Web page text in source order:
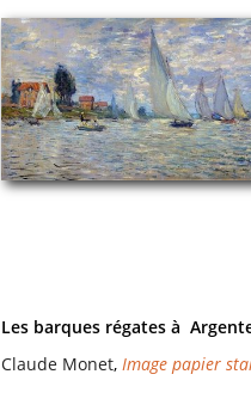
Les barques régates à
Claude Monet,Image papier